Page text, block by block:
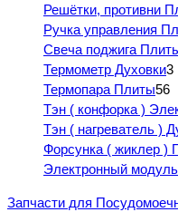
Решётки, противни
Ручка управления
Свеча поджига
Термометр Духовки3
Термопара Плиты56
Тэн ( конфорка )
Тэн ( нагреватель )
Форсунка ( жиклер )
Электронный
Запчасти для